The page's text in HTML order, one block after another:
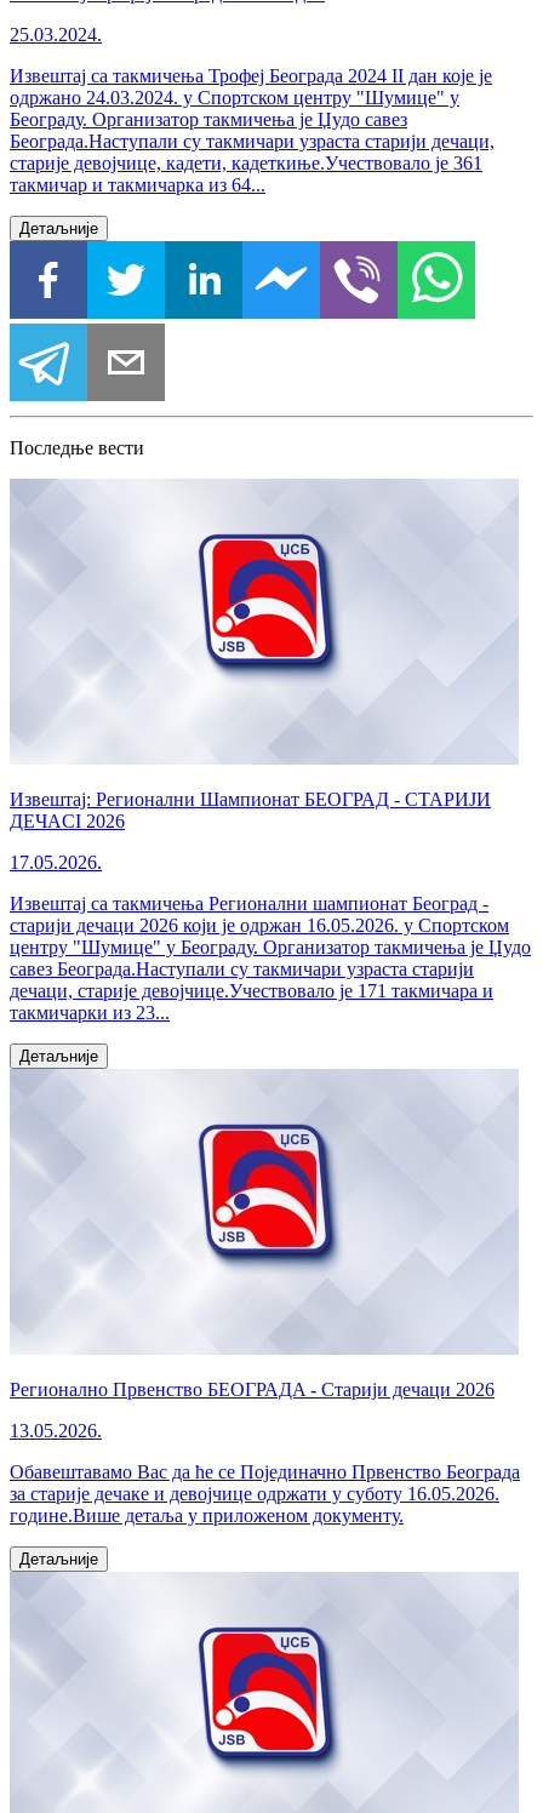
25.03.2024.
Извештај са такмичења Трофеј Београда 2024 II дан које је
одржано 24.03.2024. у Спортском центру "Шумице" у
Београду. Организатор такмичења је Џудо савез
Београда.Наступали су такмичари узраста старији дечаци,
старије девојчице, кадети, кадеткиње.Учествовало је 361
такмичар и такмичарка из 64...
Детаљније
Последње вести
Извештај: Регионални Шампионат БЕОГРАД - СТАРИЈИ
ДЕЧАCI 2026
17.05.2026.
Извештај са такмичења Регионални шампионат Београд -
старији дечаци 2026 који је одржан 16.05.2026. у Спортском
центру "Шумице" у Београду. Организатор такмичења је Џудо
савез Београда.Наступали су такмичари узраста старији
дечаци, старије девојчице.Учествовало је 171 такмичара и
такмичарки из 23...
Детаљније
Регионално Првенство БЕОГРАДA - Старији дечаци 2026
13.05.2026.
Обавештавамо Вас да ће се Појединачно Првенство Београда
за старије дечаке и девојчице одржати у суботу 16.05.2026.
године.Више детаља у приложеном документу.
Детаљније